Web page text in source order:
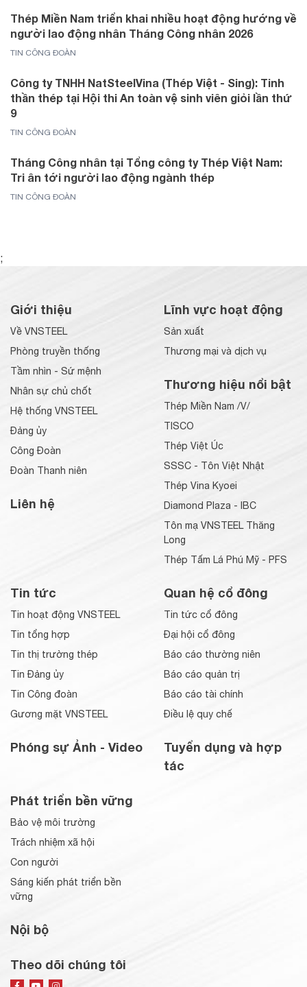
Thép Miền Nam triển khai nhiều hoạt động hướng về
người lao động nhân Tháng Công nhân 2026
TIN CÔNG ĐOÀN
Công ty TNHH NatSteelVina (Thép Việt - Sing): Tinh
thần thép tại Hội thi An toàn vệ sinh viên giỏi lần thứ
9
TIN CÔNG ĐOÀN
Tháng Công nhân tại Tổng công ty Thép Việt Nam:
Tri ân tới người lao động ngành thép
TIN CÔNG ĐOÀN
;
Giới thiệu
Về VNSTEEL
Phòng truyền thống
Tầm nhìn - Sứ mệnh
Nhân sự chủ chốt
Hệ thống VNSTEEL
Đảng ủy
Công Đoàn
Đoàn Thanh niên
Liên hệ
Lĩnh vực hoạt động
Sản xuất
Thương mại và dịch vụ
Thương hiệu nổi bật
Thép Miền Nam /V/
TISCO
Thép Việt Úc
SSSC - Tôn Việt Nhật
Thép Vina Kyoei
Diamond Plaza - IBC
Tôn mạ VNSTEEL Thăng
Long
Thép Tấm Lá Phú Mỹ - PFS
Tin tức
Tin hoạt động VNSTEEL
Tin tổng hợp
Tin thị trường thép
Tin Đảng ủy
Tin Công đoàn
Gương mặt VNSTEEL
Phóng sự Ảnh - Video
Quan hệ cổ đông
Tin tức cổ đông
Đại hội cổ đông
Báo cáo thường niên
Báo cáo quản trị
Báo cáo tài chính
Điều lệ quy chế
Tuyển dụng và hợp
tác
Phát triển bền vững
Bảo vệ môi trường
Trách nhiệm xã hội
Con người
Sáng kiến phát triển bền
vững
Nội bộ
Theo dõi chúng tôi